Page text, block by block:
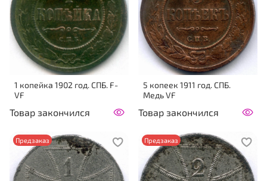
1 копейка 1902 год. СПБ. F-
VF
Товар закончился
5 копеек 1911 год. СПБ.
Медь VF
Товар закончился
Предзаказ Предзаказ